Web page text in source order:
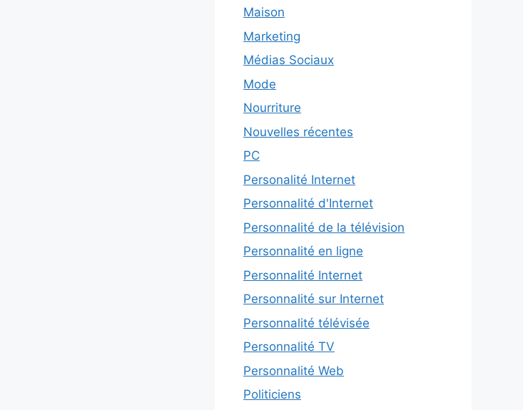
Maison
Marketing
Médias Sociaux
Mode
Nourriture
Nouvelles récentes
PC
Personalité Internet
Personnalité d'Internet
Personnalité de la télévision
Personnalité en ligne
Personnalité Internet
Personnalité sur Internet
Personnalité télévisée
Personnalité TV
Personnalité Web
Politiciens